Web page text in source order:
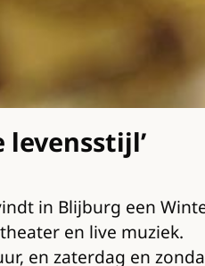
in Blijburg een
en live muziek.
en zaterdag en